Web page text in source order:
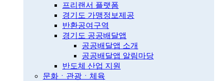
프리랜서 플랫폼
경기도 가맹정보제공
반환공여구역
경기도 공공배달앱
공공배달앱 소개
공공배달앱 알림마당
반도체 산업 지원
문화ㆍ관광ㆍ체육